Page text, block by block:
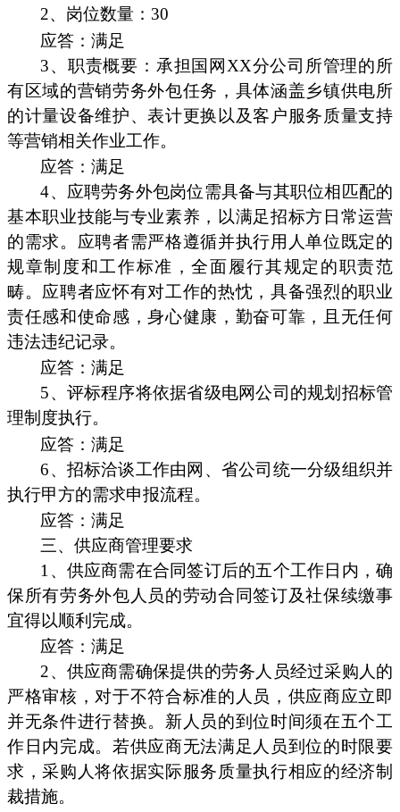
2、岗位数量：30
应答：满足
3、职责概要：承担国网XX分公司所管理的所
有区域的营销劳务外包任务，具体涵盖乡镇供电所
的计量设备维护、表计更换以及客户服务质量支持
等营销相关作业工作。
应答：满足
4、应聘劳务外包岗位需具备与其职位相匹配的
基本职业技能与专业素养，以满足招标方日常运营
的需求。应聘者需严格遵循并执行用人单位既定的
规章制度和工作标准，全面履行其规定的职责范
畴。应聘者应怀有对工作的热忱，具备强烈的职业
责任感和使命感，身心健康，勤奋可靠，且无任何
违法违纪记录。
应答：满足
5、评标程序将依据省级电网公司的规划招标管
理制度执行。
应答：满足
6、招标洽谈工作由网、省公司统一分级组织并
执行甲方的需求申报流程。
应答：满足
三、供应商管理要求
1、供应商需在合同签订后的五个工作日内，确
保所有劳务外包人员的劳动合同签订及社保续缴事
宜得以顺利完成。
应答：满足
2、供应商需确保提供的劳务人员经过采购人的
严格审核，对于不符合标准的人员，供应商应立即
并无条件进行替换。新人员的到位时间须在五个工
作日内完成。若供应商无法满足人员到位的时限要
求，采购人将依据实际服务质量执行相应的经济制
裁措施。